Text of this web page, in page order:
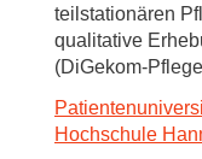
teilstationären
qualitative
(DiGekom-
Hochschule